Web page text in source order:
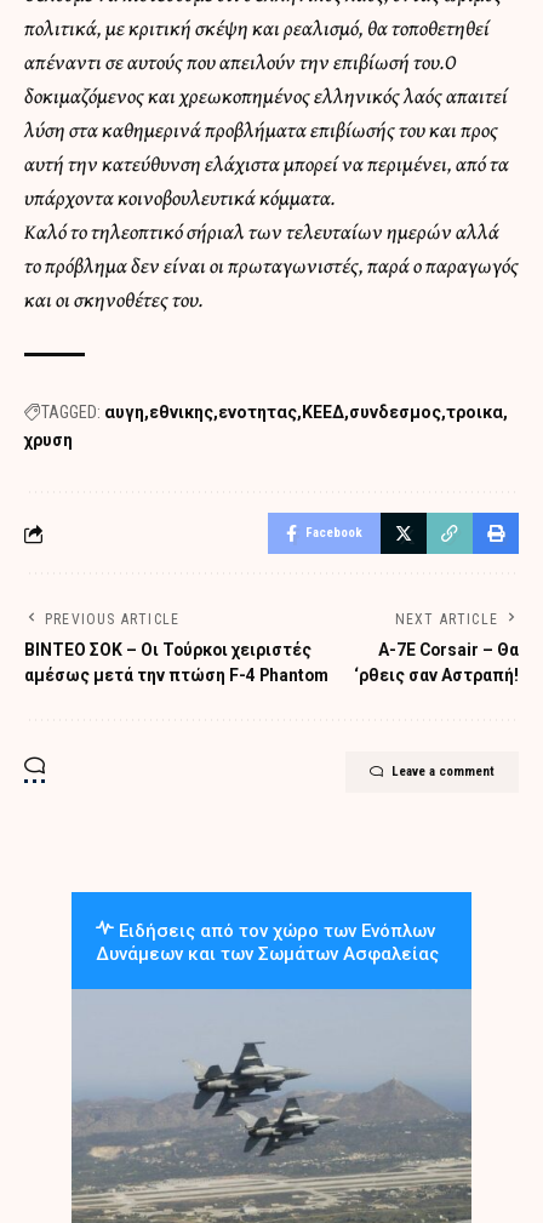
πολιτικά, με κριτική σκέψη και ρεαλισμό, θα τοποθετηθεί
απέναντι σε αυτούς που απειλούν την επιβίωσή του.Ο
δοκιμαζόμενος και χρεωκοπημένος ελληνικός λαός απαιτεί
λύση στα καθημερινά προβλήματα επιβίωσής του και προς
αυτή την κατεύθυνση ελάχιστα μπορεί να περιμένει, από τα
υπάρχοντα κοινοβουλευτικά κόμματα.
Καλό το τηλεοπτικό σήριαλ των τελευταίων ημερών αλλά
το πρόβλημα δεν είναι οι πρωταγωνιστές, παρά ο παραγωγός
και οι σκηνοθέτες του.
TAGGED: αυγη εθνικης ενοτητας ΚΕΕΔ συνδεσμος τροικα
χρυση
Facebook
PREVIOUS ARTICLE
BΙΝΤΕΟ ΣΟΚ – Οι Τούρκοι χειριστές
αμέσως μετά την πτώση F-4 Phantom
NEXT ARTICLE
A-7E Corsair – Θα
‘ρθεις σαν Αστραπή!
Leave a comment
Ειδήσεις από τον χώρο των Ενόπλων
Δυνάμεων και των Σωμάτων Ασφαλείας